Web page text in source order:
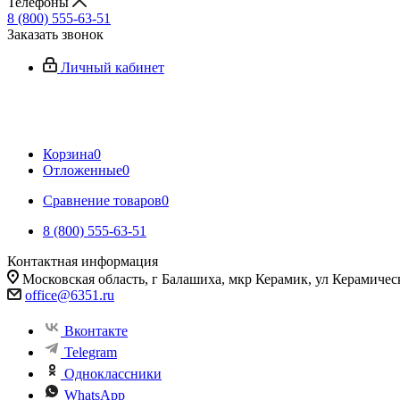
8 (800) 555-63-51
Заказать звонок
Личный кабинет
Корзина0
Отложенные0
Сравнение товаров0
8 (800) 555-63-51
Контактная информация
Московская область, г Балашиха, мкр Керамик, ул
office@6351.ru
Вконтакте
Telegram
Одноклассники
WhatsApp